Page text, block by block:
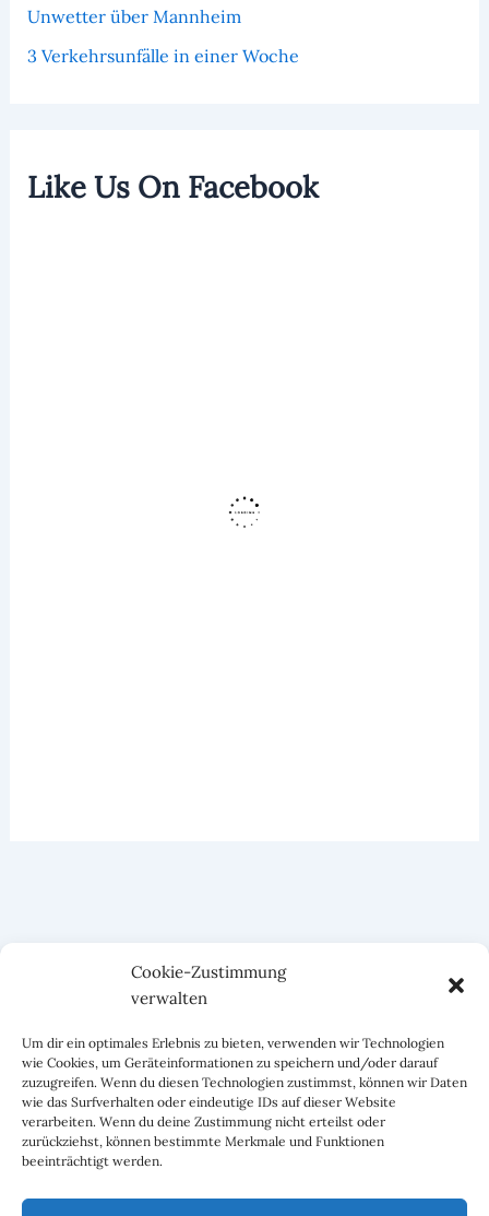
Cookie-Zustimmung
verwalten
Um dir ein optimales Erlebnis zu bieten, verwenden wir Technologien
wie Cookies, um Geräteinformationen zu speichern und/oder darauf
zuzugreifen. Wenn du diesen Technologien zustimmst, können wir Daten
wie das Surfverhalten oder eindeutige IDs auf dieser Website
verarbeiten. Wenn du deine Zustimmung nicht erteilst oder
zurückziehst, können bestimmte Merkmale und Funktionen
beeinträchtigt werden.
Unwetter über Mannheim
3 Verkehrsunfälle in einer Woche
Like Us On Facebook